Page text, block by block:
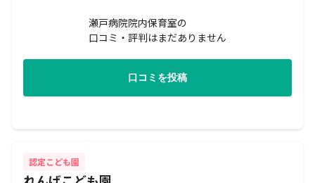
瀬戸病院院内保育室の
口コミ・評判はまだありません
口コミを投稿
認定こども園